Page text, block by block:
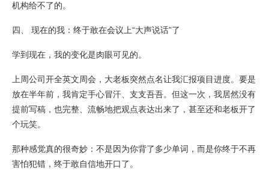
机构给不了的。
四、 现在的我：终于敢在会议上“大声说话”了
学到现在，我的变化是肉眼可见的。
上周公司开全英文周会，大老板突然点名让我汇报项目进度。要是
放在半年前，我肯定手心冒汗、支支吾吾。但这一次，我居然没有
提前写稿，也完整、流畅地把观点表达出来了，甚至还和老板开了
个玩笑。
那种感觉真的很奇妙：不是因为你背了多少单词，而是你终于不再
害怕犯错，终于敢自信地开口了。